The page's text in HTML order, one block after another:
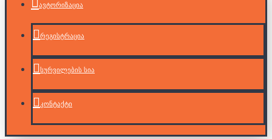
ავტორიზაცია
რეგისტრაცია
სურვილების სია
კონტაქტი